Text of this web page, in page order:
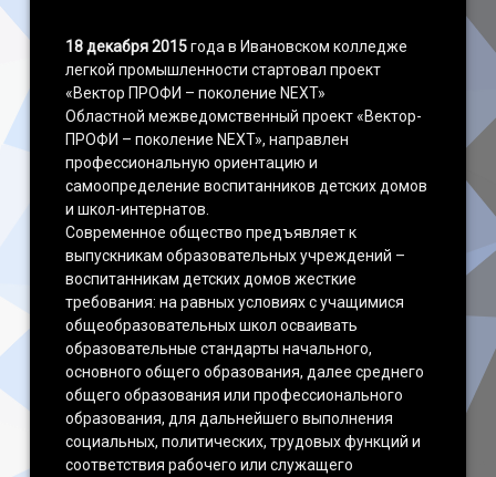
18 декабря 2015года в Ивановском колледже
легкой промышленности стартовал проект
«Вектор ПРОФИ – поколение NEXT»
Областной межведомственный проект «Вектор-
ПРОФИ – поколение NEXT», направлен
профессиональную ориентацию и
самоопределение воспитанников детских домов
и школ-интернатов.
Современное общество предъявляет к
выпускникам образовательных учреждений –
воспитанникам детских домов жесткие
требования: на равных условиях с учащимися
общеобразовательных школ осваивать
образовательные стандарты начального,
основного общего образования, далее среднего
общего образования или профессионального
образования, для дальнейшего выполнения
социальных, политических, трудовых функций и
соответствия рабочего или служащего